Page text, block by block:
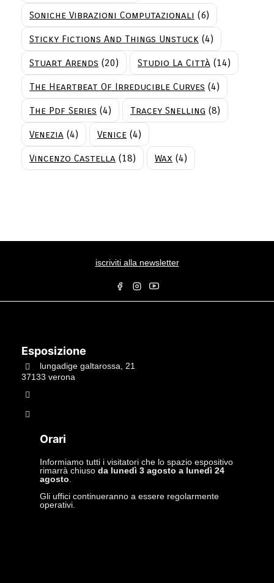
Soniche Vibrazioni Computazionali (6)
Sticky Fictions And Things Unstuck (4)
Stuart Arends (20) Studio La Città (14)
The Heartbeat Of Irreducible Curves (4)
The Pdf Series (4) Tracey Snelling (8)
Venezia (4) Venice (4)
Vincenzo Castella (18) Wax (4)
iscriviti alla newsletter
Esposizione
lungadige galtarossa, 21
37133 verona
Orari
Informiamo tutti i visitatori che lo spazio espositivo
rimarrà chiuso da lunedì 3 agosto a lunedì 24
agosto
Gli uffici continueranno a essere regolarmente
operativi.